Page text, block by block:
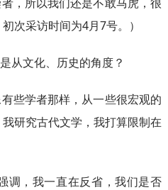
次采访时间为4月7号。）
从文化、历史的角度？
些学者那样，从一些很宏观的
研究古代文学，我打算限制在
调，我一直在反省，我们是否